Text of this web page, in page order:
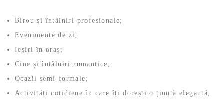
Birou și întâlniri profesionale;
Evenimente de zi;
Ieșiri în oraș;
Cine și întâlniri romantice;
Ocazii semi-formale;
Activități cotidiene în care îți dorești o ținută elegantă;